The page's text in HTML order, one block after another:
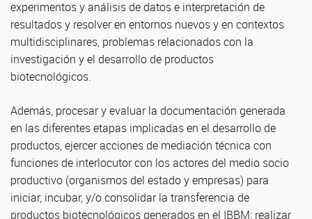
experimentos y análisis de datos e interpretación de
resultados y resolver en entornos nuevos y en contextos
multidisciplinares, problemas relacionados con la
investigación y el desarrollo de productos
biotecnológicos.
Además, procesar y evaluar la documentación generada
en las diferentes etapas implicadas en el desarrollo de
productos, ejercer acciones de mediación técnica con
funciones de interlocutor con los actores del medio socio
productivo (organismos del estado y empresas) para
iniciar, incubar, y/o consolidar la transferencia de
productos biotecnológicos generados en el IBBM; realizar